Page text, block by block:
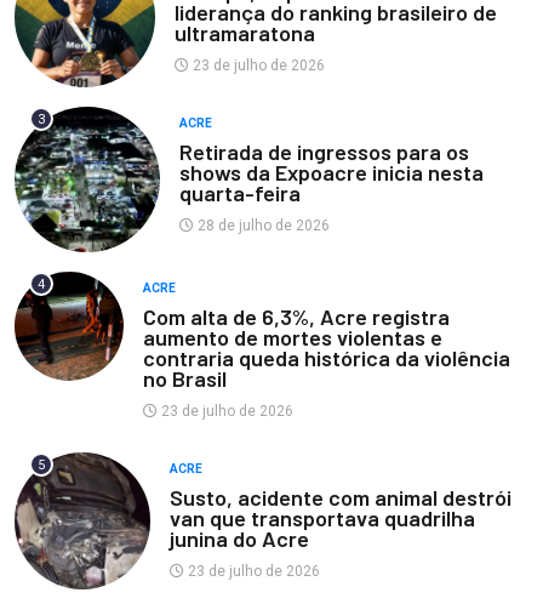
liderança do ranking brasileiro de
ultramaratona
23 de julho de 2026
3 ACRE
Retirada de ingressos para os
shows da Expoacre inicia nesta
quarta-feira
28 de julho de 2026
4 ACRE
Com alta de 6,3%, Acre registra
aumento de mortes violentas e
contraria queda histórica da violência
no Brasil
23 de julho de 2026
5 ACRE
Susto, acidente com animal destrói
van que transportava quadrilha
junina do Acre
23 de julho de 2026